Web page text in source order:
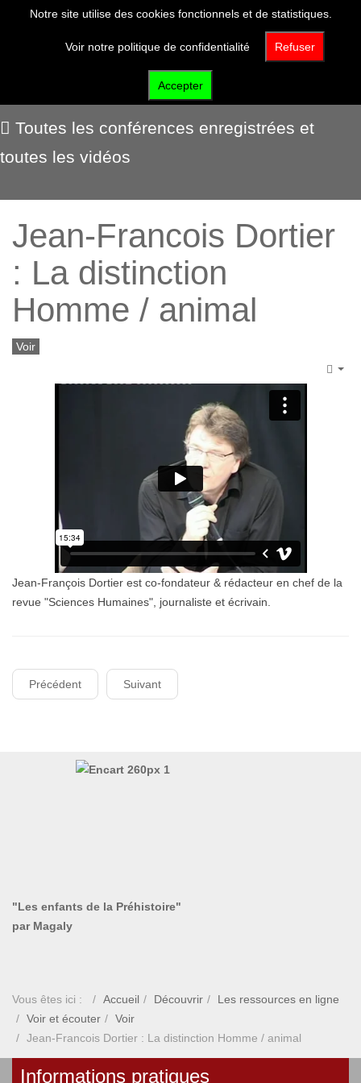
Voir et écouter
Toutes les conférences enregistrées et
toutes les vidéos
Jean-Francois Dortier
: La distinction
Homme / animal
Voir
Jean-François Dortier est co-fondateur & rédacteur en chef de la
revue "Sciences Humaines", journaliste et écrivain.
Précédent Suivant
"Les enfants de la Préhistoire"
par Magaly
Vous êtes ici : Accueil Découvrir
Les ressources en ligne
Voir et écouter
Voir
Jean-Francois Dortier : La distinction Homme / animal
Informations pratiques
Notre site utilise des cookies fonctionnels et de statistiques.
Voir notre politique de confidentialité Refuser
Accepter